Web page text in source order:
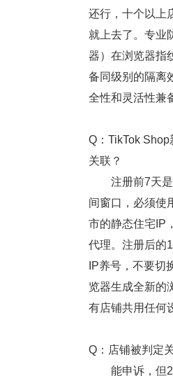
还行，十个以上
就上去了。专业
器）在浏览器指
备同级别的隔离
全性和灵活性兼
Q：TikTok
关联？
注册前7天是
间窗口，必须使
市的静态住宅IP
代理。注册后的
IP养号，不要切
览器生成全新的
有店铺共用任何
Q：店铺被判定
能申诉，但